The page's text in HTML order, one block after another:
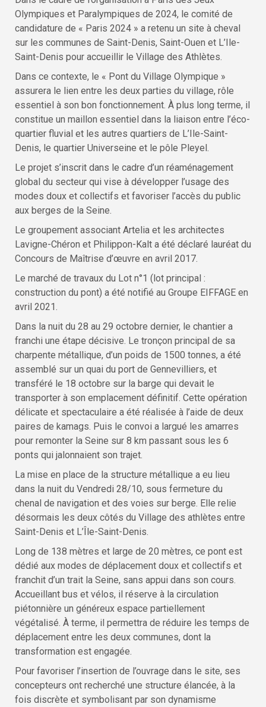
Olympiques et Paralympiques de 2024, le comité de
candidature de « Paris 2024 » a retenu un site à cheval
sur les communes de Saint-Denis, Saint-Ouen et L’Ile-
Saint-Denis pour accueillir le Village des Athlètes.
Dans ce contexte, le « Pont du Village Olympique »
assurera le lien entre les deux parties du village, rôle
essentiel à son bon fonctionnement. À plus long terme, il
constitue un maillon essentiel dans la liaison entre l’éco-
quartier fluvial et les autres quartiers de L’Ile-Saint-
Denis, le quartier Universeine et le pôle Pleyel.
Le projet s’inscrit dans le cadre d’un réaménagement
global du secteur qui vise à développer l’usage des
modes doux et collectifs et favoriser l’accès du public
aux berges de la Seine.
Le groupement associant Artelia et les architectes
Lavigne-Chéron et Philippon-Kalt a été déclaré lauréat du
Concours de Maîtrise d’œuvre en avril 2017.
Le marché de travaux du Lot n°1 (lot principal :
construction du pont) a été notifié au Groupe EIFFAGE en
avril 2021.
Dans la nuit du 28 au 29 octobre dernier, le chantier a
franchi une étape décisive. Le tronçon principal de sa
charpente métallique, d’un poids de 1500 tonnes, a été
assemblé sur un quai du port de Gennevilliers, et
transféré le 18 octobre sur la barge qui devait le
transporter à son emplacement définitif. Cette opération
délicate et spectaculaire a été réalisée à l’aide de deux
paires de kamags. Puis le convoi a largué les amarres
pour remonter la Seine sur 8 km passant sous les 6
ponts qui jalonnaient son trajet.
La mise en place de la structure métallique a eu lieu
dans la nuit du Vendredi 28/10, sous fermeture du
chenal de navigation et des voies sur berge. Elle relie
désormais les deux côtés du Village des athlètes entre
Saint-Denis et L’Île-Saint-Denis.
Long de 138 mètres et large de 20 mètres, ce pont est
dédié aux modes de déplacement doux et collectifs et
franchit d’un trait la Seine, sans appui dans son cours.
Accueillant bus et vélos, il réserve à la circulation
piétonnière un généreux espace partiellement
végétalisé. À terme, il permettra de réduire les temps de
déplacement entre les deux communes, dont la
transformation est engagée.
Pour favoriser l’insertion de l’ouvrage dans le site, ses
concepteurs ont recherché une structure élancée, à la
fois discrète et symbolisant par son dynamisme